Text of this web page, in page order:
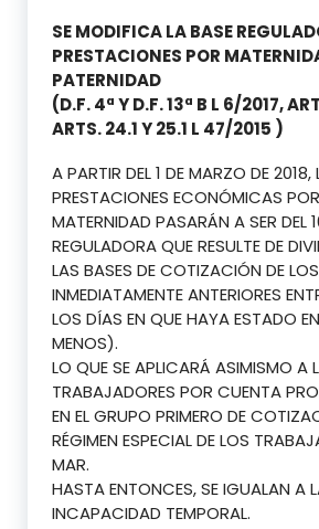
SE MODIFICA LA BASE
PRESTACIONES POR
PATERNIDAD
(D.F. 4ª Y D.F. 13ª B L 6/2017,
ARTS. 24.1 Y 25.1 L 47/2015 )
A PARTIR DEL 1 DE MARZO DE 2018,
PRESTACIONES ECONÓMICAS
MATERNIDAD PASARÁN A SER DEL
REGULADORA QUE RESULTE DE
LAS BASES DE COTIZACIÓN DE LOS
INMEDIATAMENTE ANTERIORES
LOS DÍAS EN QUE HAYA ESTADO
MENOS).
LO QUE SE APLICARÁ ASIMISMO A
TRABAJADORES POR CUENTA
EN EL GRUPO PRIMERO DE
RÉGIMEN ESPECIAL DE LOS
MAR.
HASTA ENTONCES, SE IGUALAN A
INCAPACIDAD TEMPORAL.